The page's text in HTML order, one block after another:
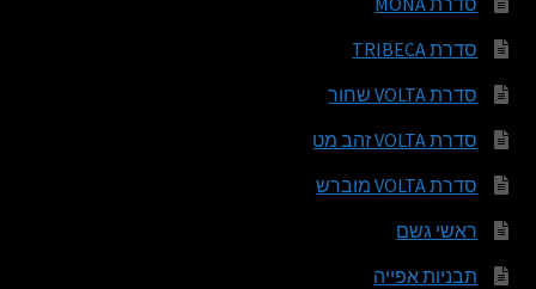
סדרת TRIBECA
סדרת VOLTA שחור
סדרת VOLTA זהב מט
סדרת VOLTA מוברש
ראשי גשם
תבניות אפייה